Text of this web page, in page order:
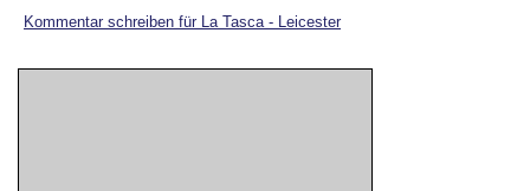
Kommentar schreiben für La Tasca - Leicester